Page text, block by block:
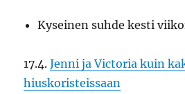
Kyseinen suhde kesti
17.4.Jenni ja Victoria kuin
hiuskoristeissaan